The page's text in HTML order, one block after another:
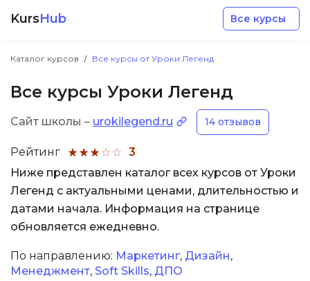
KursHub Все курсы
Каталог курсов Все курсы от Уроки Легенд
Все курсы Уроки Легенд
Сайт школы – urokilegend.ru 14 отзывов
Рейтинг
3
Ниже представлен каталог всех курсов от Уроки
Легенд с актуальными ценами, длительностью и
датами начала. Информация на странице
обновляется ежедневно.
По направлению: Маркетинг, Дизайн,
Менеджмент, Soft Skills, ДПО
Разработка
Маркетинг
Дизайн
Аналитика